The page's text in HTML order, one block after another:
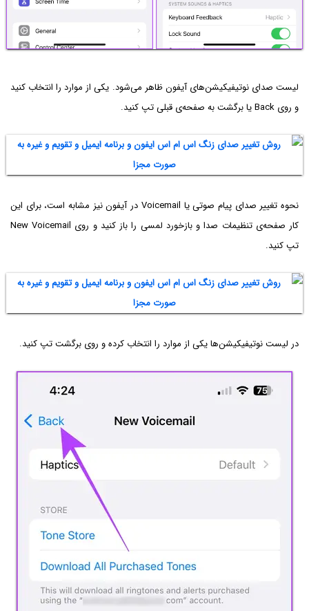
لیست صدای نوتیفیکیشن‌های آیفون ظاهر می‌شود. یکی از موارد را انتخاب کنید
و روی Back‌ یا برگشت به صفحه‌ی قبلی تپ کنید.
نحوه تغییر صدای پیام صوتی یا Voicemail در آیفون نیز مشابه است، برای این
کار صفحه‌ی تنظیمات صدا و بازخورد لمسی را باز کنید و روی New Voicemail
تپ کنید.
در لیست نوتیفیکیشن‌ها یکی از موارد را انتخاب کرده و روی برگشت تپ کنید.